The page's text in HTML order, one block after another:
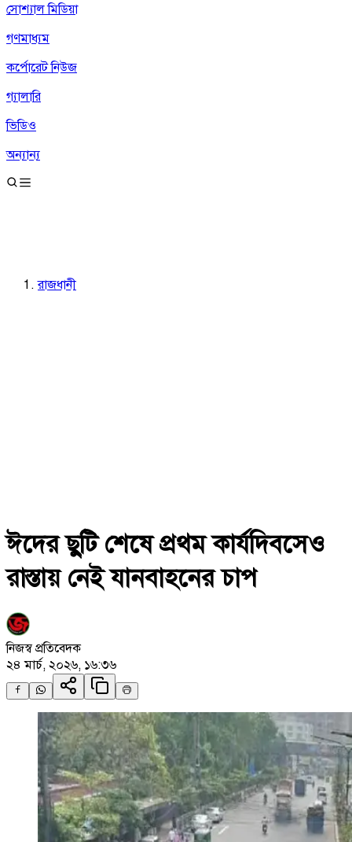
সোশ্যাল মিডিয়া
গণমাধ্যম
কর্পোরেট নিউজ
গ্যালারি
ভিডিও
অন্যান্য
রাজধানী
ঈদের ছুটি শেষে প্রথম কার্যদিবসেও
রাস্তায় নেই যানবাহনের চাপ
নিজস্ব প্রতিবেদক
২৪ মার্চ, ২০২৬, ১৬:৩৬